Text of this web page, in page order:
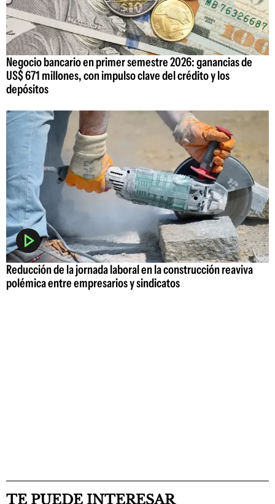
Negocio bancario en primer semestre 2026: ganancias de
US$ 671 millones, con impulso clave del crédito y los
depósitos
Reducción de la jornada laboral en la construcción reaviva
polémica entre empresarios y sindicatos
TE PUEDE INTERESAR